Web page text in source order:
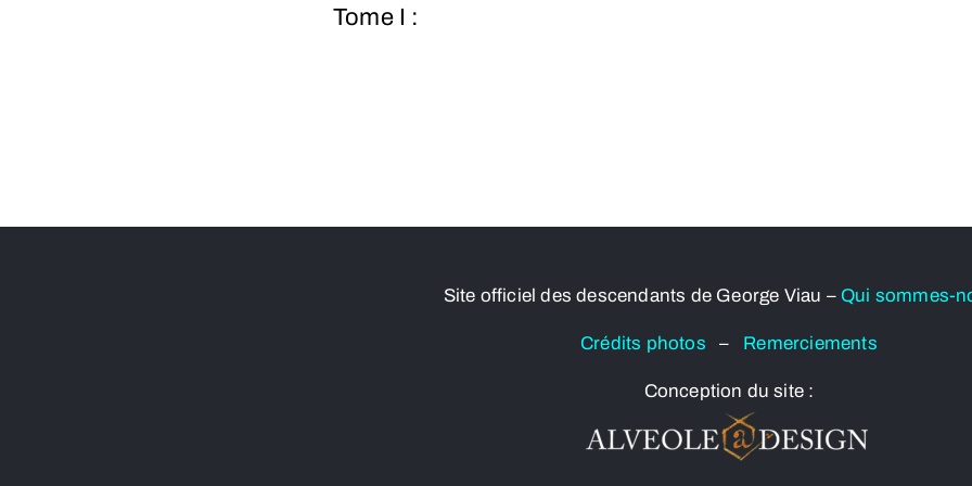
Tome I :
Site officiel des descendants de George Viau – Qui sommes-
Crédits photos– Remerciements
Conception du site :